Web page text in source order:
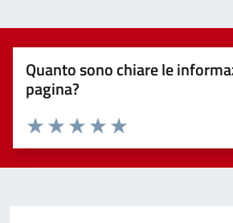
Quanto sono chiare le
pagina?
Valuta 5 stelle su 5
Valuta 4 stelle su 5
Valuta 3 stelle su 5
Valuta 2 stelle su 5
Valuta 1 stelle su 5